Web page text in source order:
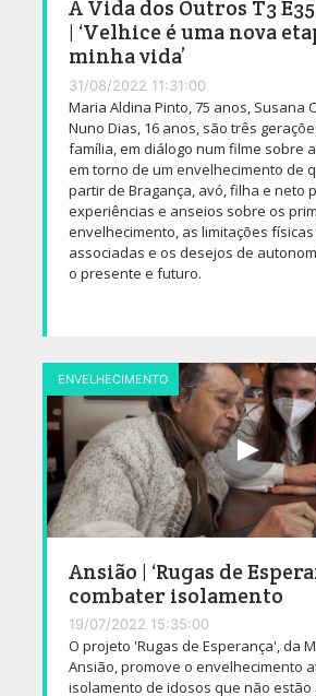
A Vida dos Outros T3
| ‘Velhice é uma nova
minha vida’
31/08/2022 11:31:00
Maria Aldina Pinto, 75 anos, Susana
Nuno Dias, 16 anos, são três
família, em diálogo num filme sobre
em torno de um envelhecimento de
partir de Bragança, avó, filha e neto
experiências e anseios sobre os
envelhecimento, as limitações
associadas e os desejos de
o presente e futuro.
ENVELHECIMENTO
Ansião | ‘Rugas de
combater isolamento
19/07/2022 15:35:00
O projeto 'Rugas de Esperança', da
Ansião, promove o envelhecimento
isolamento de idosos que não